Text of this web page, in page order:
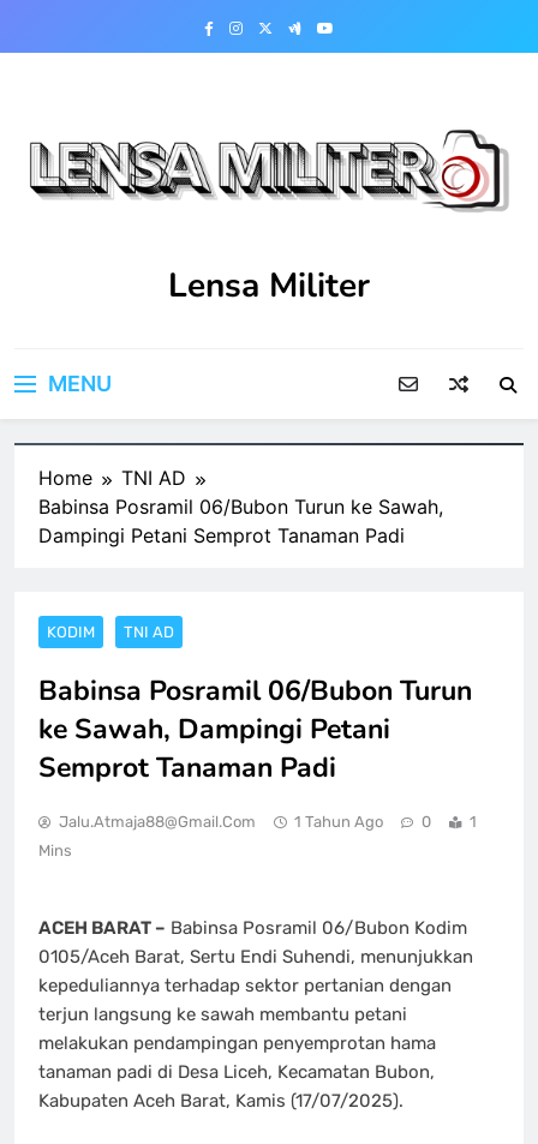
Lensa Militer
MENU
Home
TNI AD
Babinsa Posramil 06/Bubon Turun ke Sawah,
Dampingi Petani Semprot Tanaman Padi
KODIM TNI AD
Babinsa Posramil 06/Bubon Turun
ke Sawah, Dampingi Petani
Semprot Tanaman Padi
Jalu.atmaja88@gmail.com 1 Tahun Ago 0
1
Mins
ACEH BARAT – Babinsa Posramil 06/Bubon Kodim
0105/Aceh Barat, Sertu Endi Suhendi, menunjukkan
kepeduliannya terhadap sektor pertanian dengan
terjun langsung ke sawah membantu petani
melakukan pendampingan penyemprotan hama
tanaman padi di Desa Liceh, Kecamatan Bubon,
Kabupaten Aceh Barat, Kamis (17/07/2025).